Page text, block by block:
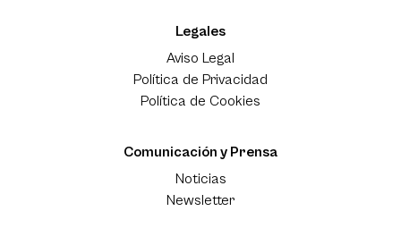
Legales
Aviso Legal
Política de Privacidad
Política de Cookies
Comunicación y Prensa
Noticias
Newsletter